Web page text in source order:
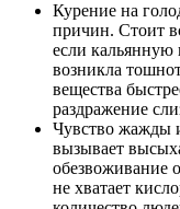
Курение на
причин. Стоит
если кальянную
возникла
вещества
раздражение
Чувство жажды
вызывает
обезвоживание
не хватает